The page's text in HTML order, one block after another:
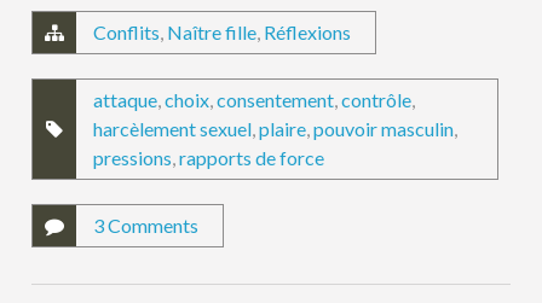
Conflits, Naître fille, Réflexions
attaque,choix,consentement,contrôle,
harcèlement sexuel,plaire,pouvoir masculin,
pressions,rapports de force
3 Comments